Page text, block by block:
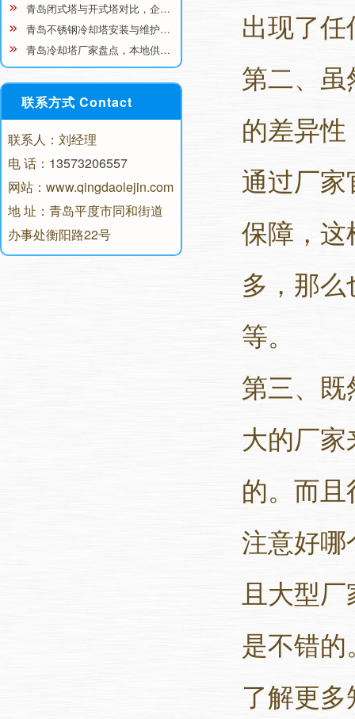
青岛闭式塔与开式塔对比，企…
青岛不锈钢冷却塔安装与维护…
青岛冷却塔厂家盘点，本地供…
联系方式 Contact
联系人：刘经理
电 话： 13573206557
网站：www.qingdaolejin.com
地 址：青岛平度市同和街道
办事处衡阳路22号
出现了
第二、
的差异
通过厂
保障，
多，那
等。
第三、
大的厂
的。而
注意好
且大型
是不错的
了解更